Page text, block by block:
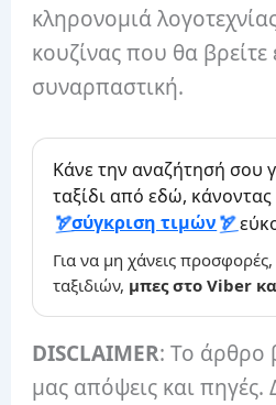
κληρονομιά
κουζίνας που θα βρείτε
συναρπαστική.
Κάνε την αναζήτησή σου
ταξίδι από εδώ, κάνοντας
σύγκριση τιμών
Για να μη χάνεις
ταξιδιών, μπες στο Viber
DISCLAIMER: Το άρθρο
μας απόψεις και πηγές.